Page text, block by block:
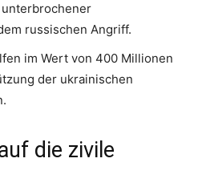
russischen Angriff.
im Wert von 400 Millionen
der ukrainischen
die zivile